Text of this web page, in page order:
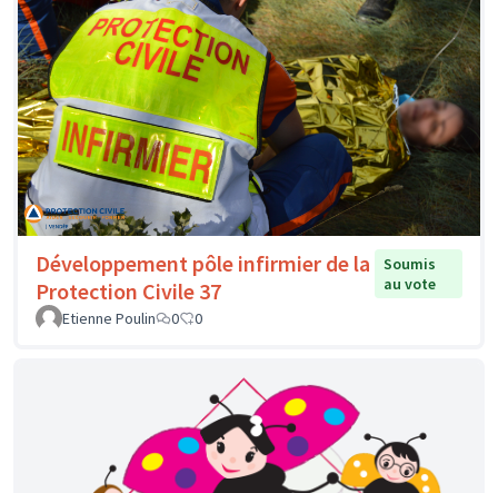
Développement pôle infirmier de la
Protection Civile 37
Soumis
au vote
Etienne Poulin
0 0